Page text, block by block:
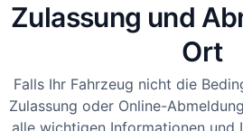
Zulassung und
Ort
Falls Ihr Fahrzeug nicht die
Zulassung oder Online-